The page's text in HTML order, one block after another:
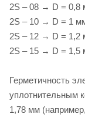
2S – 08 → D = 0,8
2S – 10 → D = 1
2S – 12 → D = 1,2
2S – 15 → D = 1,5
Герметичность
уплотнительным
1,78 мм